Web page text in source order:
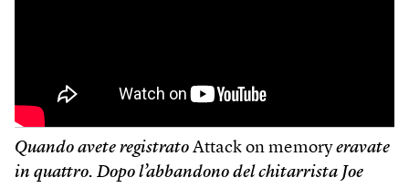
Quando avete registrato Attack on memoryeravate
in quattro. Dopo l’abbandono del chitarrista Joe